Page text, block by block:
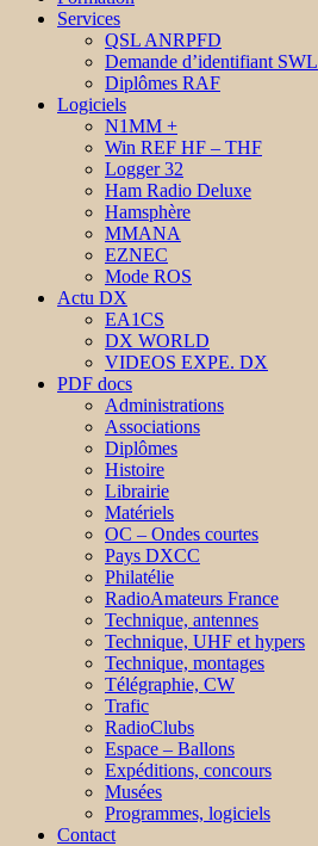
Services
QSL ANRPFD
Demande d’identifiant SWL
Diplômes RAF
Logiciels
N1MM +
Win REF HF – THF
Logger 32
Ham Radio Deluxe
Hamsphère
MMANA
EZNEC
Mode ROS
Actu DX
EA1CS
DX WORLD
VIDEOS EXPE. DX
PDF docs
Administrations
Associations
Diplômes
Histoire
Librairie
Matériels
OC – Ondes courtes
Pays DXCC
Philatélie
RadioAmateurs France
Technique, antennes
Technique, UHF et hypers
Technique, montages
Télégraphie, CW
Trafic
RadioClubs
Espace – Ballons
Expéditions, concours
Musées
Programmes, logiciels
Contact